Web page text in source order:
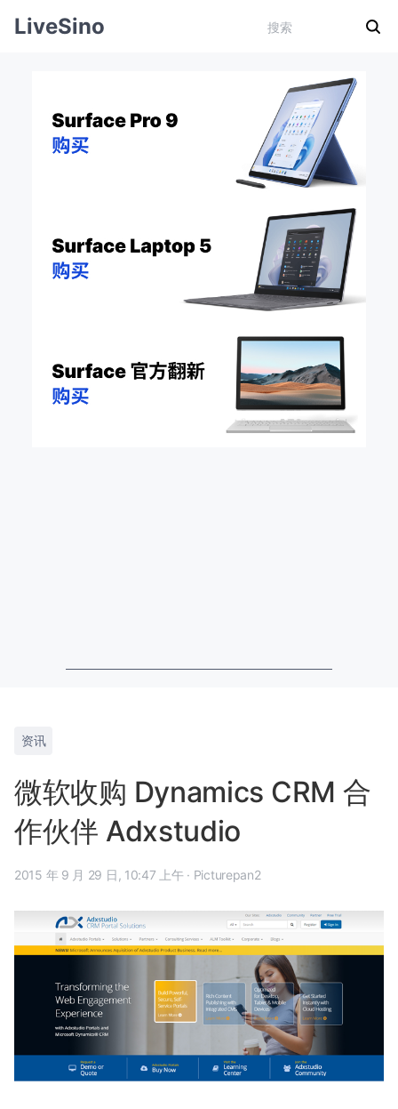
LiveSino
资讯
微软收购 Dynamics CRM 合
作伙伴 Adxstudio
2015 年 9 月 29 日, 10:47 上午 · Picturepan2